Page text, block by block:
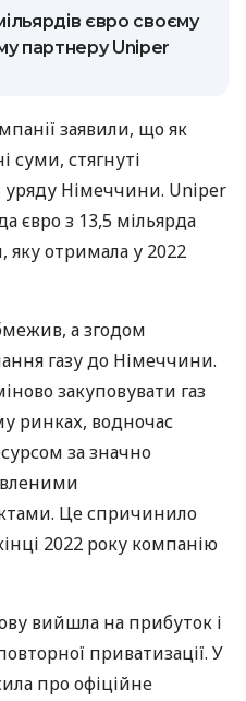
євро своєму
партнеру Uniper
заявили, що як
суми, стягнуті
уряду Німеччини. Uniper
євро з 13,5 мільярда
яку отримала у 2022
а згодом
газу до Німеччини.
закуповувати газ
ринках, водночас
за значно
Це спричинило
2022 року компанію
вийшла на прибуток і
приватизації. У
про офіційне